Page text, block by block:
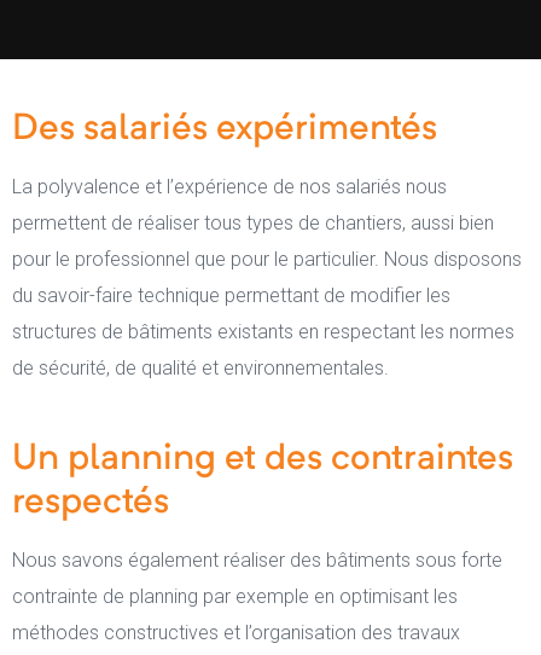
Des salariés expérimentés
La polyvalence et l’expérience de nos salariés nous
permettent de réaliser tous types de chantiers, aussi bien
pour le professionnel que pour le particulier. Nous disposons
du savoir-faire technique permettant de modifier les
structures de bâtiments existants en respectant les normes
de sécurité, de qualité et environnementales.
Un planning et des contraintes
respectés
Nous savons également réaliser des bâtiments sous forte
contrainte de planning par exemple en optimisant les
méthodes constructives et l’organisation des travaux